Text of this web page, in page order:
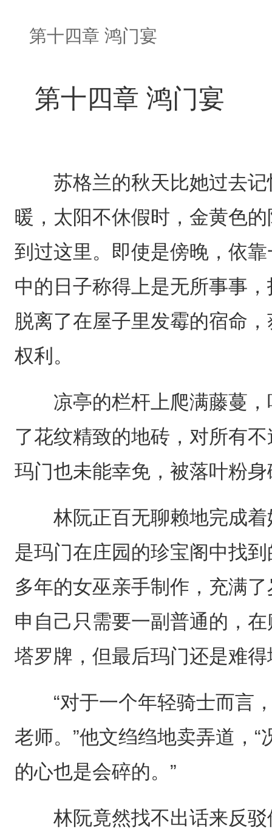
第十四章 鸿门宴
第十四章 鸿门宴
苏格兰的秋天比她过去记
暖，太阳不休假时，金黄色
到过这里。即使是傍晚，依
中的日子称得上是无所事事
脱离了在屋子里发霉的宿命
权利。
凉亭的栏杆上爬满藤蔓，
了花纹精致的地砖，对所有
玛门也未能幸免，被落叶粉
林阮正百无聊赖地完成着
是玛门在庄园的珍宝阁中找
多年的女巫亲手制作，充满
申自己只需要一副普通的，
塔罗牌，但最后玛门还是难
“对于一个年轻骑士而言，
老师。”他文绉绉地卖弄道，
的心也是会碎的。”
林阮竟然找不出话来反驳